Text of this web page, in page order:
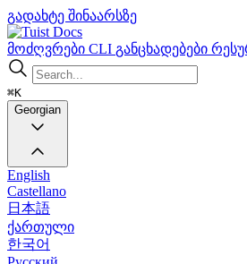
გადახტე შინაარსზე
Docs
მოძღვრები CLI განცხადებები
⌘K
Georgian
English
Castellano
日本語
ქართული
한국어